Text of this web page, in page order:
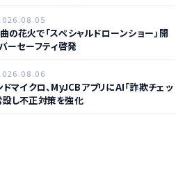
の花火で「スペシャルドローンショー」開
ーセーフティ啓発
マイクロ、MyJCBアプリにAI「詐欺チェッ
設し不正対策を強化